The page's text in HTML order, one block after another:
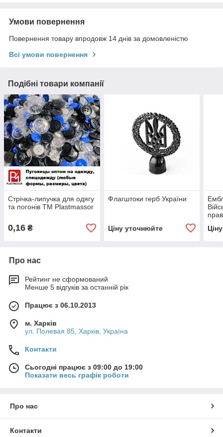
Умови повернення
Повернення товару впродовж 14 днів за домовленістю
Всі умови повернення
Подібні товари компанії
Стрічка-липучка для одягу
та погонів ТМ Plastmassor
0,16 ₴
Флагштоки герб України
Ціну уточнюйте
Про нас
Рейтинг не сформований
Менше 5 відгуків за останній рік
Працює з 06.10.2013
м. Харків
ул. Полевая 85, Харків, Україна
Контакти
Сьогодні працює з 09:00 до 19:00
Показати весь графік роботи
Про нас
Контакти